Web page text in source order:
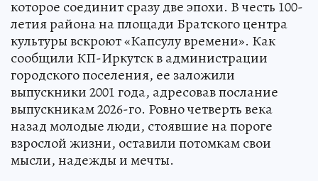
которое соединит сразу две эпохи. В честь 100-
летия района на площади Братского центра
культуры вскроют «Капсулу времени». Как
сообщили КП-Иркутск в администрации
городского поселения, ее заложили
выпускники 2001 года, адресовав послание
выпускникам 2026-го. Ровно четверть века
назад молодые люди, стоявшие на пороге
взрослой жизни, оставили потомкам свои
мысли, надежды и мечты.